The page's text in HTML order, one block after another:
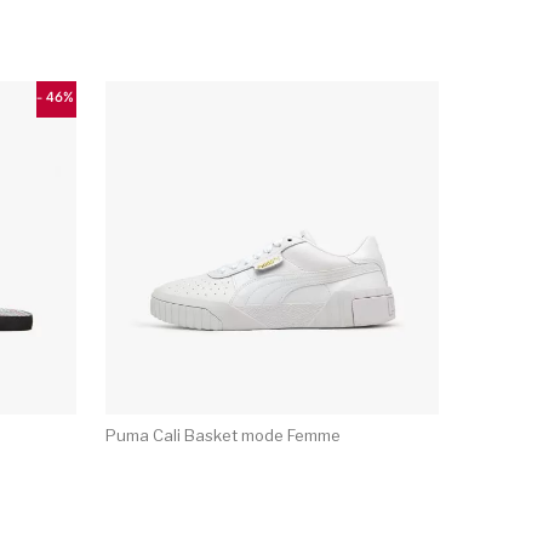
produitpeuvent être choisies sur la page du produit
- 46%
Ce produit a plusieurs variations. Les options peuvent
Puma Cali Basket mode Femme